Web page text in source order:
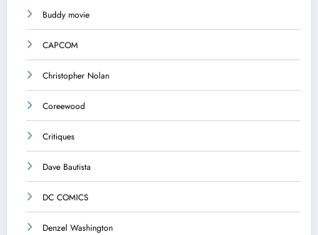
Buddy movie
CAPCOM
Christopher Nolan
Coreewood
Critiques
Dave Bautista
DC COMICS
Denzel Washington